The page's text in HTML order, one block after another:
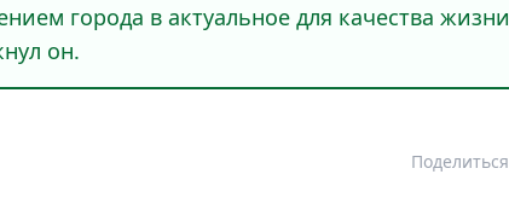
города в актуальноe для качeства жизни
он.
Поделиться